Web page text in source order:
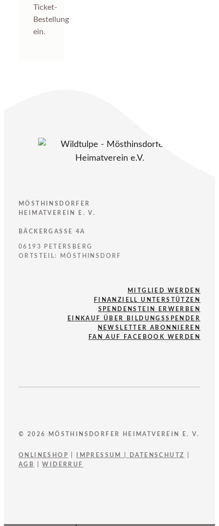
Ticket-
Bestellung
ein.
MÖSTHINSDORFER
HEIMATVEREIN E. V.
BÄCKERGASSE 4A
06193 PETERSBERG
ORTSTEIL: MÖSTHINSDORF
MITGLIED WERDEN
FINANZIELL UNTERSTÜTZEN
SPENDENSTEIN ERWERBEN
EINKAUF ÜBER BILDUNGSSPENDER
NEWSLETTER ABONNIEREN
FAN AUF FACEBOOK WERDEN
© 2026 MÖSTHINSDORFER HEIMATVEREIN E. V.
ONLINESHOP IMPRESSUM DATENSCHUTZ
AGB
|WIDERRUF